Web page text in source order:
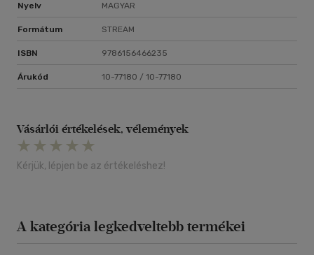
Nyelv MAGYAR
Formátum STREAM
ISBN 9786156466235
Árukód 10-77180 / 10-77180
Vásárlói értékelések, vélemények
Kérjük, lépjen be az értékeléshez!
A kategória legkedveltebb termékei